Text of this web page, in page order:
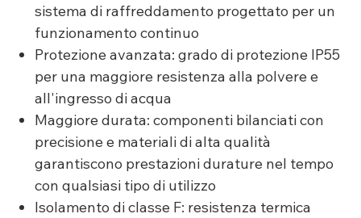
sistema di raffreddamento progettato per un
funzionamento continuo
Protezione avanzata: grado di protezione IP55
per una maggiore resistenza alla polvere e
all'ingresso di acqua
Maggiore durata: componenti bilanciati con
precisione e materiali di alta qualità
garantiscono prestazioni durature nel tempo
con qualsiasi tipo di utilizzo
Isolamento di classe F: resistenza termica